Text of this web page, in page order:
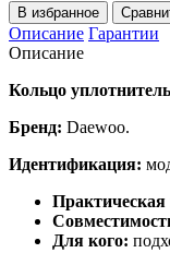
В избранное
Описание Гарантии
Описание
Кольцо
Бренд: Daewoo.
Идентификация:
Практическая
Для кого: